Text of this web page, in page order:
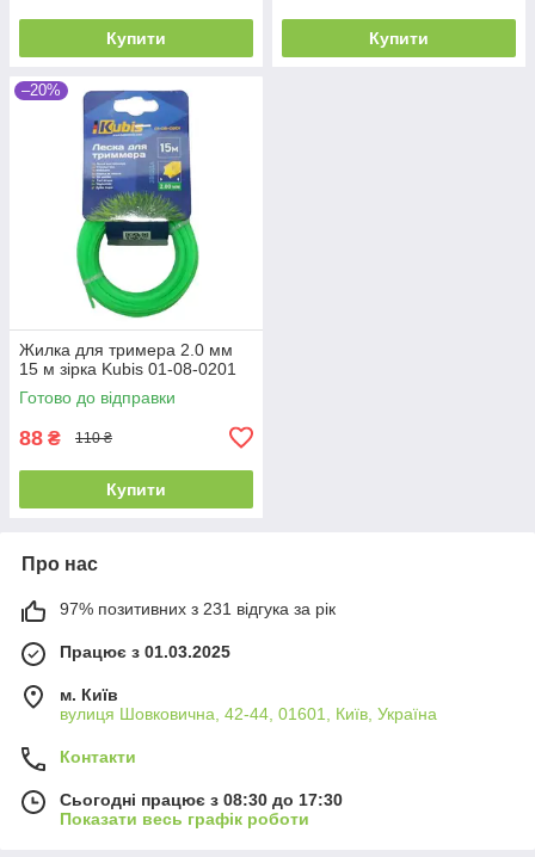
Купити Купити
–20%
Жилка для тримера 2.0 мм
15 м зірка Kubis 01-08-0201
Готово до відправки
88 ₴ 110 ₴
Купити
Про нас
97% позитивних з 231 відгука за рік
Працює з 01.03.2025
м. Київ
вулиця Шовковична, 42-44, 01601, Київ, Україна
Контакти
Сьогодні працює з 08:30 до 17:30
Показати весь графік роботи